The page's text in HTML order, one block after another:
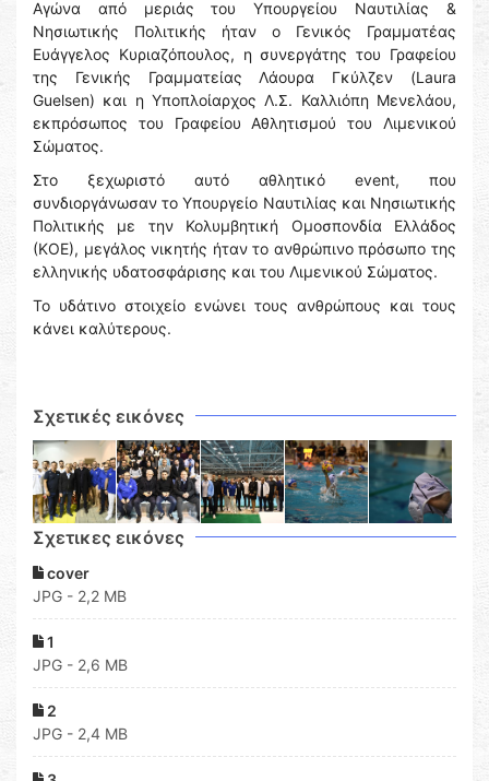
Αγώνα από μεριάς του Υπουργείου Ναυτιλίας &
Νησιωτικής Πολιτικής ήταν ο Γενικός Γραμματέας
Ευάγγελος Κυριαζόπουλος, η συνεργάτης του Γραφείου
της Γενικής Γραμματείας Λάουρα Γκύλζεν (Laura
Guelsen) και η Υποπλοίαρχος Λ.Σ. Καλλιόπη Μενελάου,
εκπρόσωπος του Γραφείου Αθλητισμού του Λιμενικού
Σώματος.
Στο ξεχωριστό αυτό αθλητικό event, που
συνδιοργάνωσαν το Υπουργείο Ναυτιλίας και Νησιωτικής
Πολιτικής με την Κολυμβητική Ομοσπονδία Ελλάδος
(ΚΟΕ), μεγάλος νικητής ήταν το ανθρώπινο πρόσωπο της
ελληνικής υδατοσφάρισης και του Λιμενικού Σώματος.
Το υδάτινο στοιχείο ενώνει τους ανθρώπους και τους
κάνει καλύτερους.
Σχετικές εικόνες
Σχετικες εικόνες
cover
JPG - 2,2 MB
1
JPG - 2,6 MB
2
JPG - 2,4 MB